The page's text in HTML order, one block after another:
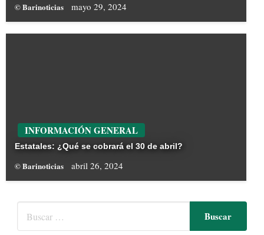
© Barinoticias mayo 29, 2024
INFORMACIÓN GENERAL
Estatales: ¿Qué se cobrará el 30 de abril?
© Barinoticias abril 26, 2024